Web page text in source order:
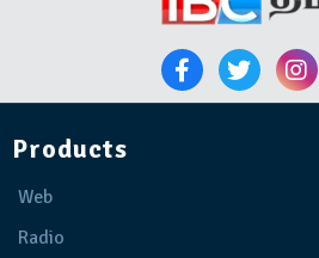
Products
Web
Radio